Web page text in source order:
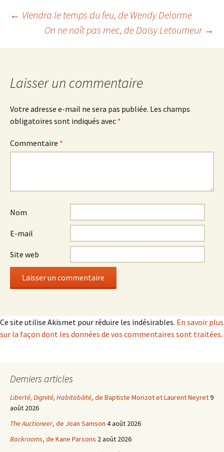
Navigation
des
articles
← Viendra le temps du feu, de Wendy Delorme
On ne naît pas mec, de Daisy Letourneur →
Laisser un commentaire
Votre adresse e-mail ne sera pas publiée. Les champs
obligatoires sont indiqués avec *
Commentaire *
Nom
E-mail
Site web
Ce site utilise Akismet pour réduire les indésirables. En savoir plus
sur la façon dont les données de vos commentaires sont traitées.
Derniers articles
Liberté, Dignité, Habitabilité, de Baptiste Morizot et Laurent Neyret9
août 2026
The Auctioneer, de Joan Samson 4 août 2026
Backrooms, de Kane Parsons 2 août 2026